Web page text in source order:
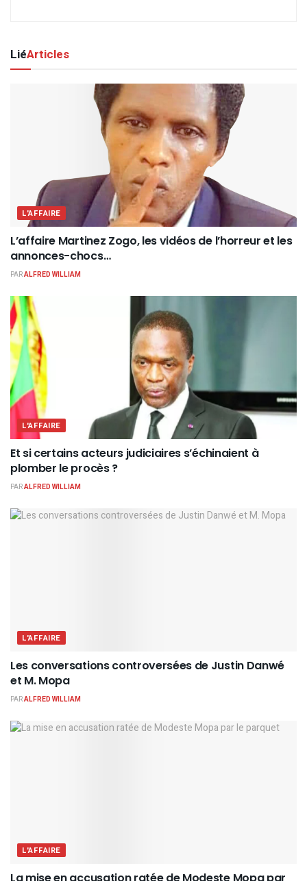
LiéArticles
L'AFFAIRE
L’affaire Martinez Zogo, les vidéos de l’horreur et les
annonces-chocs…
PARALFRED WILLIAM
L'AFFAIRE
Et si certains acteurs judiciaires s’échinaient à
plomber le procès ?
PARALFRED WILLIAM
L'AFFAIRE
Les conversations controversées de Justin Danwé
et M. Mopa
PARALFRED WILLIAM
L'AFFAIRE